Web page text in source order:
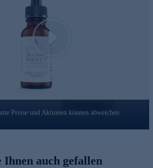
online bestellen und ausprobieren.
Preise und Aktionen können abweichen
Ihnen auch gefallen